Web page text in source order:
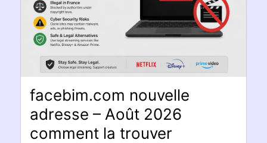
facebim.com nouvelle
adresse – Août 2026
comment la trouver